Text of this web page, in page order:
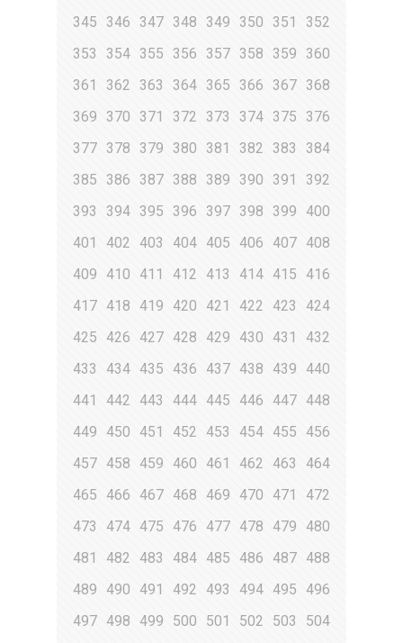
345 346 347 348 349 350 351
352
353
354 355 356 357 358 359 360
361
362 363 364 365 366 367 368
369
370 371 372 373 374 375 376
377 378 379 380 381 382 383
384
385
386 387 388 389 390 391
392
393
394 395 396 397 398 399
400
401
402 403 404 405 406 407 408
409
410 411 412 413 414 415
416
417 418 419 420 421 422 423
424
425
426 427 428 429 430 431
432
433
434 435 436 437 438 439
440
441
442 443 444 445 446 447 448
449
450 451 452 453 454 455
456
457 458 459 460 461 462 463
464
465
466 467 468 469 470 471
472
473
474 475 476 477 478 479
480
481
482 483 484 485 486 487 488
489
490 491 492 493 494 495
496
497 498 499 500 501 502 503
504